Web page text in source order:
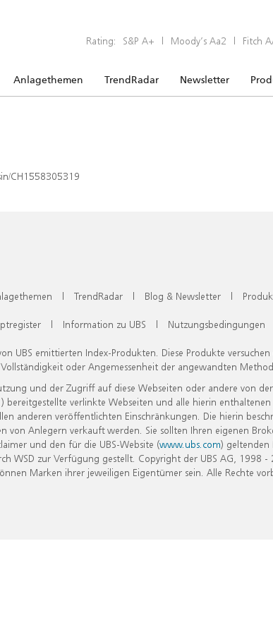
Rating: S&P A+ | Moody’s Aa2 | Fitch
Anlagethemen TrendRadar Newsletter
CH1558305319
| TrendRadar | Blog & Newsletter |
| Information zu UBS | Nutzungsbedingungen
UBS emittierten Index-Produkten. Diese Produkte
oder Angemessenheit der angewandten
und der Zugriff auf diese Webseiten oder andere von
verlinkte Webseiten und alle hierin
anderen veröffentlichten Einschränkungen. Die hierin
Anlegern verkauft werden. Sie sollten Ihren eigenen
und den für die UBS-Website (www.ubs.com) geltenden
zur Verfügung gestellt. Copyright der UBS AG, 1998 -
Marken ihrer jeweiligen Eigentümer sein. Alle Rechte